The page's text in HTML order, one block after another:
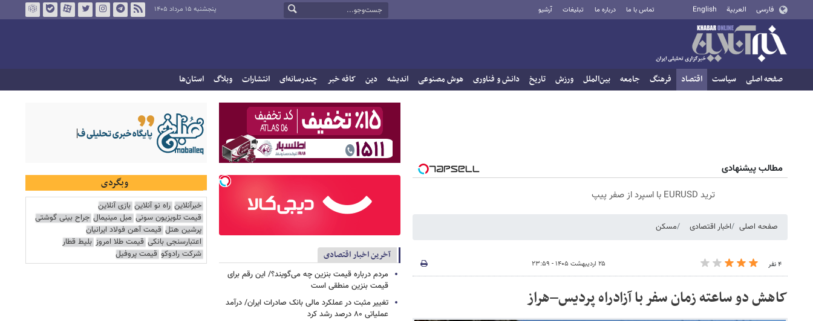
فارسی العربية English تماس با ما درباره ما تبلیغات آرشیو پنجشنبه ۱۵ مرداد ۱۴۰۵
صفحه اصلی سیاست اقتصاد فرهنگ جامعه بین‌الملل ورزش تاریخ دانش و فناوری هوش مصنوعی اندیشه دین کافه خبر چندرسانه‌ای انتشارات وبلاگ استان‌ها
مطالب پیشنهادی
ترید EURUSD با اسپرد از صفر پیپ
صفحه اصلی اخبار اقتصادی مسکن
۴ نفر ۲۵ اردیبهشت ۱۴۰۵ - ۲۳:۵۹
کاهش دو ساعته زمان سفر با آزادراه پردیس–هراز
آخرین اخبار اقتصادی
مردم درباره قیمت بنزین چه می‌گویند؟/ این رقم برای
قیمت بنزین منطقی است
تغییر مثبت در عملکرد مالی بانک صادرات ایران/ درآمد
عملیاتی ۸۰ درصد رشد کرد
وبگردی
خبرآنلاین راه نو آنلاین بازی آنلاین
قیمت تلویزیون سونی مبل مینیمال جراح بینی گوشتی
پرشین هتل قیمت آهن فولاد ایرانیان
اعتبارسنجی بانکی قیمت طلا امروز بلیط قطار
شرکت رادوکو قیمت پروفیل